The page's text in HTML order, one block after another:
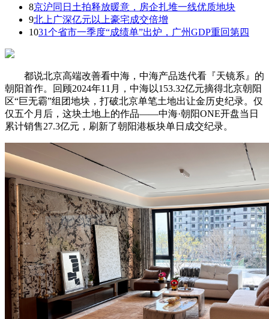
8京沪同日土拍释放暖意，房企扎堆一线优质地块
9北上广深亿元以上豪宅成交倍增
1031个省市一季度“成绩单”出炉，广州GDP重回第四
都说北京高端改善看中海，中海产品迭代看『天镜系』的
朝阳首作。回顾2024年11月，中海以153.32亿元摘得北京朝阳
区“巨无霸”组团地块，打破北京单笔土地出让金历史纪录。仅
仅五个月后，这块土地上的作品——中海·朝阳ONE开盘当日
累计销售27.3亿元，刷新了朝阳港板块单日成交纪录。